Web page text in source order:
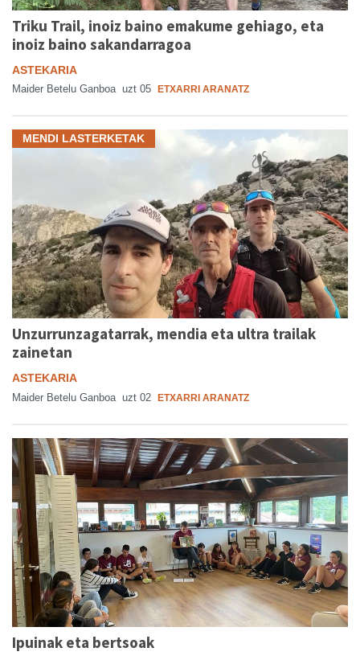
Triku Trail, inoiz baino emakume gehiago, eta
inoiz baino sakandarragoa
ASTEKARIA
Maider Betelu Ganboa uzt 05 ETXARRI ARANATZ
MENDI LASTERKETAK
Unzurrunzagatarrak, mendia eta ultra trailak
zainetan
ASTEKARIA
Maider Betelu Ganboa uzt 02 ETXARRI ARANATZ
Ipuinak eta bertsoak